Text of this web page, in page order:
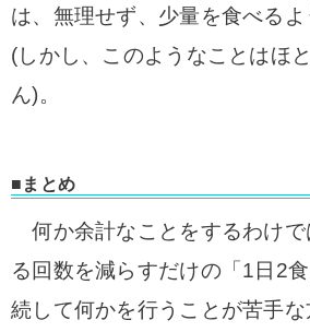
は、無理せず、少量を食べる
(しかし、このようなことはほ
ん)。
■まとめ
何か余計なことをするわけで
る回数を減らすだけの「1日2
続して何かを行うことが苦手